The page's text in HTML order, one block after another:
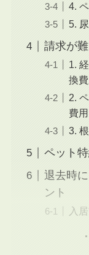
4.
5.
請求が
1.
換費
2.
費用
3.
ペット
退去時
ント
入